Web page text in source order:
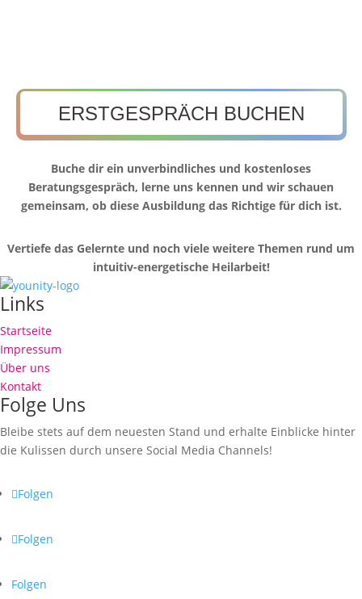
ERSTGESPRÄCH BUCHEN
Buche dir ein unverbindliches und kostenloses
Beratungsgespräch, lerne uns kennen und wir schauen
gemeinsam, ob diese Ausbildung das Richtige für dich ist.
Vertiefe das Gelernte und noch viele weitere Themen rund um
intuitiv-energetische Heilarbeit!
Links
Startseite
Impressum
Über uns
Kontakt
Folge Uns
Bleibe stets auf dem neuesten Stand und erhalte Einblicke hinter
die Kulissen durch unsere Social Media Channels!
Folgen
Folgen
Folgen